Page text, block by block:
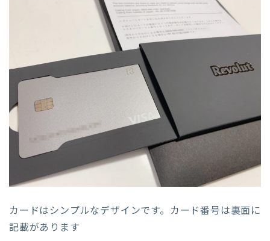
カードはシンプルなデザインです。カード番号は裏面に
記載があります